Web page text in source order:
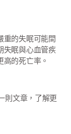
重的失眠可能間
失眠與心血管疾
的死亡率。
則文章，了解更